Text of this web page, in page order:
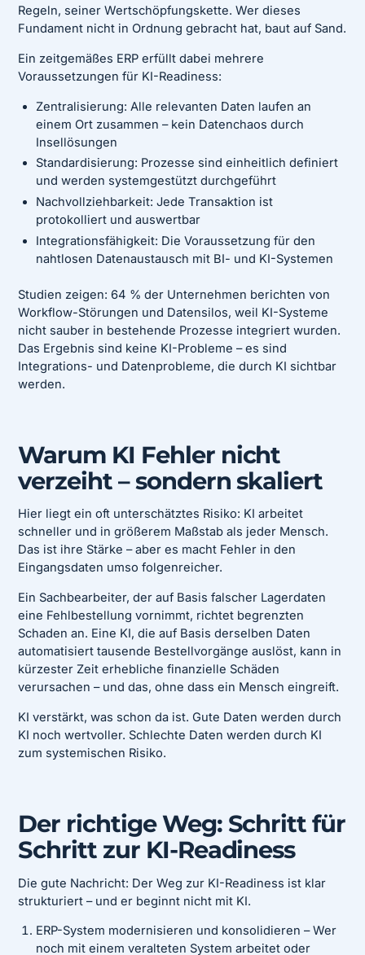
Regeln, seiner Wertschöpfungskette. Wer dieses
Fundament nicht in Ordnung gebracht hat, baut auf Sand.
Ein zeitgemäßes ERP erfüllt dabei mehrere
Voraussetzungen für KI-Readiness:
Zentralisierung: Alle relevanten Daten laufen an
einem Ort zusammen – kein Datenchaos durch
Insellösungen
Standardisierung: Prozesse sind einheitlich definiert
und werden systemgestützt durchgeführt
Nachvollziehbarkeit: Jede Transaktion ist
protokolliert und auswertbar
Integrationsfähigkeit: Die Voraussetzung für den
nahtlosen Datenaustausch mit BI- und KI-Systemen
Studien zeigen: 64 % der Unternehmen berichten von
Workflow-Störungen und Datensilos, weil KI-Systeme
nicht sauber in bestehende Prozesse integriert wurden.
Das Ergebnis sind keine KI-Probleme – es sind
Integrations- und Datenprobleme, die durch KI sichtbar
werden.
Warum KI Fehler nicht
verzeiht – sondern skaliert
Hier liegt ein oft unterschätztes Risiko: KI arbeitet
schneller und in größerem Maßstab als jeder Mensch.
Das ist ihre Stärke – aber es macht Fehler in den
Eingangsdaten umso folgenreicher.
Ein Sachbearbeiter, der auf Basis falscher Lagerdaten
eine Fehlbestellung vornimmt, richtet begrenzten
Schaden an. Eine KI, die auf Basis derselben Daten
automatisiert tausende Bestellvorgänge auslöst, kann in
kürzester Zeit erhebliche finanzielle Schäden
verursachen – und das, ohne dass ein Mensch eingreift.
KI verstärkt, was schon da ist. Gute Daten werden durch
KI noch wertvoller. Schlechte Daten werden durch KI
zum systemischen Risiko.
Der richtige Weg: Schritt für
Schritt zur KI-Readiness
Die gute Nachricht: Der Weg zur KI-Readiness ist klar
strukturiert – und er beginnt nicht mit KI.
ERP-System modernisieren und konsolidieren – Wer
noch mit einem veralteten System arbeitet oder